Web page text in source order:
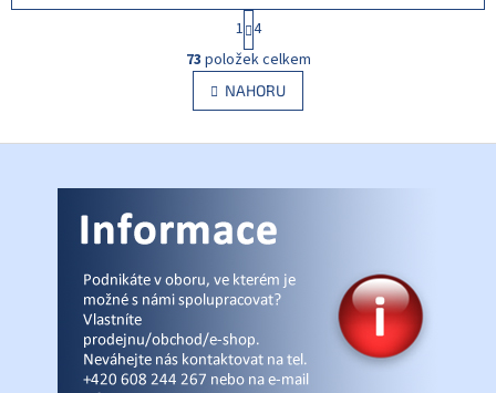
O
v
l
á
í
p
r
k
y
ý
p
i
S
t
r
á
n
k
v
n
1 4
73 položek celkem
NAHORU